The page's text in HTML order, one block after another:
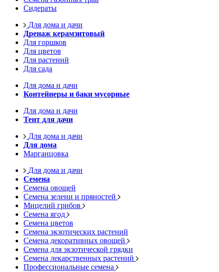
Сидераты
Для дома и дачи
Дренаж керамзитовый
Для горшков
Для цветов
Для растений
Для сада
Для дома и дачи
Контейнеры и баки мусорные
Для дома и дачи
Тент для дачи
Для дома и дачи
Для дома
Марганцовка
Для дома и дачи
Семена
Семена овощей
Семена зелени и пряностей
Мицелий грибов
Семена ягод
Семена цветов
Семена экзотических растений
Семена декоративных овощей
Семена для экзотической грядки
Семена лекарственных растений
Профессиональные семена